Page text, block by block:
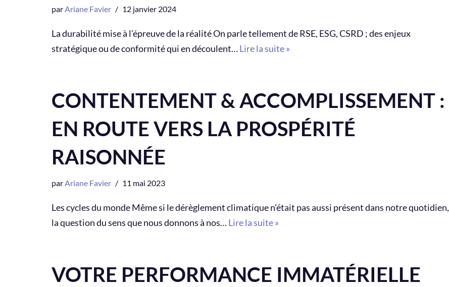
parAriane Favier 12 janvier 2024
La durabilité mise à l’épreuve de la réalité On parle tellement de RSE, ESG, CSRD ; des enjeux
stratégique ou de conformité qui en découlent…Lire la suite »
CONTENTEMENT & ACCOMPLISSEMENT :
EN ROUTE VERS LA PROSPÉRITÉ
RAISONNÉE
parAriane Favier 11 mai 2023
Les cycles du monde Même si le dérèglement climatique n’était pas aussi présent dans notre quotidien,
la question du sens que nous donnons à nos…Lire la suite »
VOTRE PERFORMANCE IMMATÉRIELLE